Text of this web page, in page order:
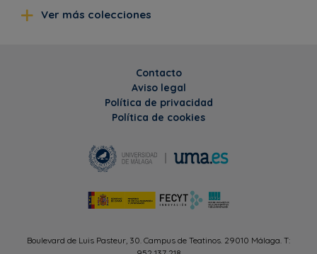
Ver más colecciones
Boulevard de Luis Pasteur, 30. Campus de Teatinos. 29010 Málaga. T:
Contacto
Aviso legal
Política de privacidad
Política de cookies